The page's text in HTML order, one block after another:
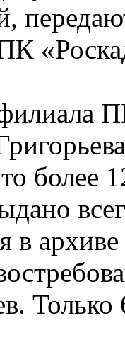
более
в